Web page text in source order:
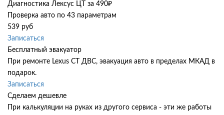
Диагностика Лексус ЦТ за 490₽
Проверка авто по 43 параметрам
539 руб
Записаться
Бесплатный эвакуатор
При ремонте Lexus CT ДВС, эвакуация авто в пределах МКАД в
подарок.
Записаться
Сделаем дешевле
При калькуляции на руках из другого сервиса - эти же работы